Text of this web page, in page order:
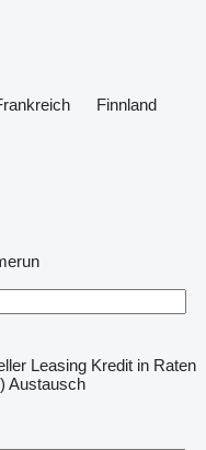
Finnland
Leasing Kredit in Raten
Austausch